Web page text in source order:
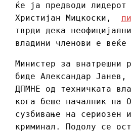
ќе ја предводи
Христијан Мицкоски,
тврди дека
владини членови е веќе
Министер за внатрешни
биде Александар
ДПМНЕ од техничката
кога беше началник на
сузбивање на сериозен
криминал. Подолу се